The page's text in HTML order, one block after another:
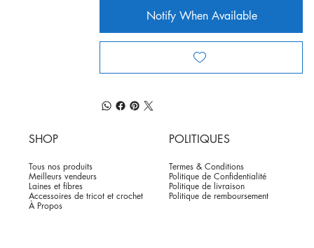
Notify When Available
SHOP
Tous nos produits
Meilleurs vendeurs
Laines et fibres
Accessoires de tricot et crochet
À Propos
POLITIQUES
Termes & Conditions
Politique de Confidentialité
Politique de livraison
Politique de remboursement